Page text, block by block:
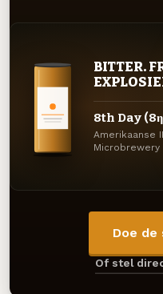
BITTER.
8th Day
Amerikaanse
Microbrewery
Doe
Of stel